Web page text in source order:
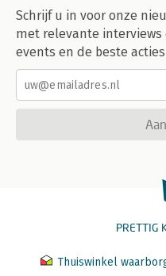
Schrijf u in voor onze
met relevante interviews
events en de beste
PRETTIG
Thuiswinkel